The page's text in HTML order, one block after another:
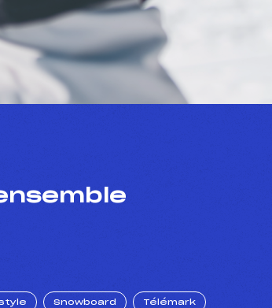
Snowboard Télémark